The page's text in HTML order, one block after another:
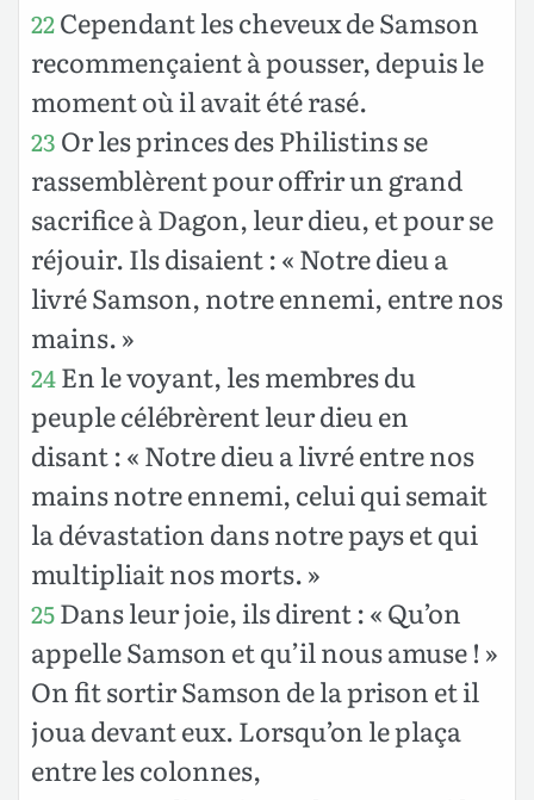
22Cependant les cheveux de Samson
recommençaient à pousser, depuis le
moment où il avait été rasé.
23 Or les princes des Philistins se
rassemblèrent pour offrir un grand
sacrifice à Dagon, leur dieu, et pour se
réjouir. Ils disaient : « Notre dieu a
livré Samson, notre ennemi, entre nos
mains. »
24En le voyant, les membres du
peuple célébrèrent leur dieu en
disant : « Notre dieu a livré entre nos
mains notre ennemi, celui qui semait
la dévastation dans notre pays et qui
multipliait nos morts. »
25Dans leur joie, ils dirent : « Qu’on
appelle Samson et qu’il nous amuse ! »
On fit sortir Samson de la prison et il
joua devant eux. Lorsqu’on le plaça
entre les colonnes,